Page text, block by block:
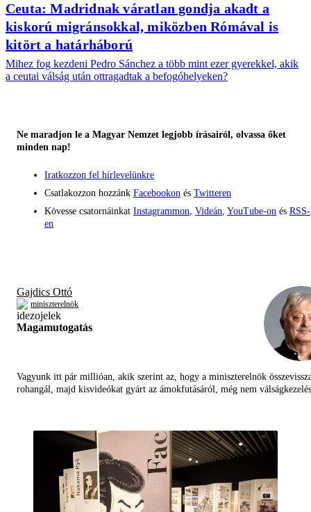
Ceuta: Madridnak váratlan gondja akadt a
kiskorú migránsokkal, miközben Rómával is
kitört a határháború
Mihez fog kezdeni Pedro Sánchez a több mint ezer gyerekkel, akik
a ceutai válság után ottragadtak a befogóhelyeken?
Ne maradjon le a Magyar Nemzet legjobb írásairól, olvassa őket
minden nap!
Iratkozzon fel hírlevelünkre
Csatlakozzon hozzánk Facebookon és Twitteren
Kövesse csatornáinkat Instagrammon, Videán, YouTube-on és RSS-
en
Gajdics Ottó
miniszterelnök
Magamutogatás
Vagyunk itt pár millióan, akik szerint az, hogy a miniszterelnök
rohangál, majd kisvideókat gyárt az ámokfutásáról, még nem